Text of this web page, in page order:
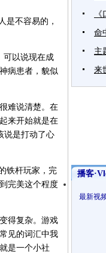
不容易的，
以说现在成
病患者，貌似
难说清楚。在
来开始就是在
说是打动了心
铁杆玩家，完
完美这个程度
得复杂。游戏
见的词汇中我
是一个小社
命
主
来
播客
最新视